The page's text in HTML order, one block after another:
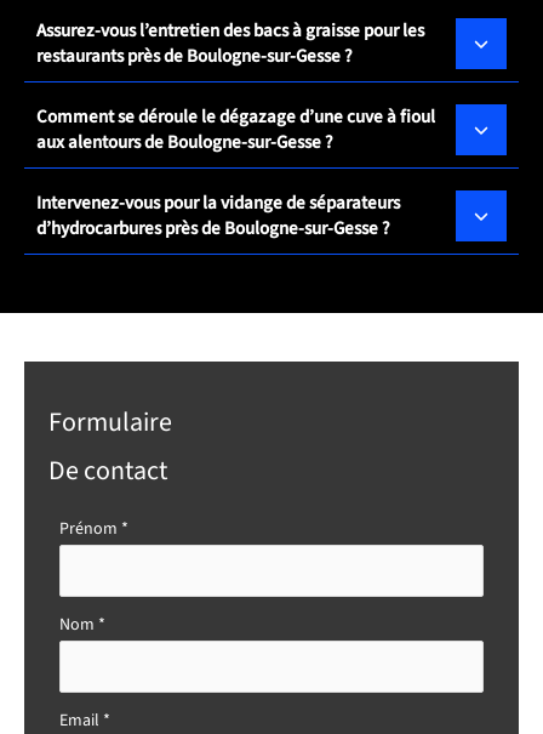
Assurez-vous l’entretien des bacs à graisse pour les
restaurants près de Boulogne-sur-Gesse ?
Comment se déroule le dégazage d’une cuve à fioul
aux alentours de Boulogne-sur-Gesse ?
Intervenez-vous pour la vidange de séparateurs
d’hydrocarbures près de Boulogne-sur-Gesse ?
Formulaire
De contact
Formulaire
avec
téléphone
Prénom *
Nom *
Email *